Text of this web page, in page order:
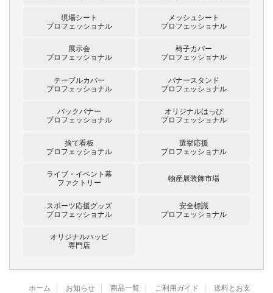
現場シート
プロフェッショナル
メッシュシート
プロフェッショナル
展示会
プロフェッショナル
椅子カバー
プロフェッショナル
テーブルカバー
プロフェッショナル
バナースタンド
プロフェッショナル
バックバナー
プロフェッショナル
オリジナルはっぴ
プロフェッショナル
捨て看板
プロフェッショナル
選挙応援
プロフェッショナル
ライブ・イベント幕
ファクトリー
物産展装飾市場
スポーツ応援グッズ
プロフェッショナル
安全標識
プロフェッショナル
オリジナルハッピ
専門店
ホーム お知らせ 商品一覧 ご利用ガイド 送料とお支